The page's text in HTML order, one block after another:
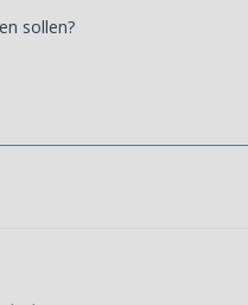
sollen?